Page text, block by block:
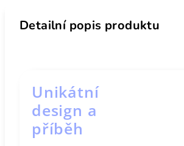
Detailní popis produktu
Unikátní
design a
příběh